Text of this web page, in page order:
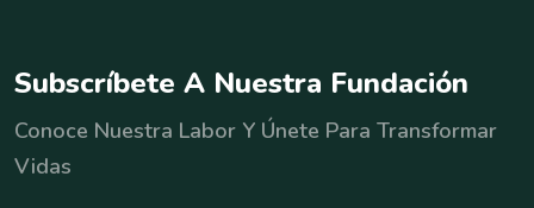
Subscríbete A Nuestra Fundación
Conoce Nuestra Labor Y Únete Para Transformar
Vidas